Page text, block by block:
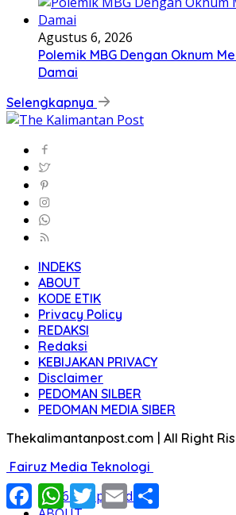
Agustus 6, 2026
Polemik MBG Dengan Oknum
Damai
Selengkapnya
INDEKS
ABOUT
KODE ETIK
Privacy Policy
REDAKSI
Redaksi
KEBIJAKAN PRIVACY
Disclaimer
PEDOMAN SILBER
PEDOMAN MEDIA SIBER
Thekalimantanpost.com | All Right
Fairuz Media Teknologi
#146 (tanpa judul)
FacebookWhatsApp
TwitterEmail